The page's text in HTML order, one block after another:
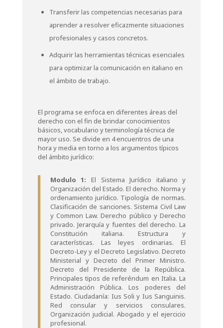
Transferir las competencias necesarias para
aprender a resolver eficazmente situaciones
profesionales y casos concretos.
Adquirir las herramientas técnicas esenciales
para optimizar la comunicación en italiano en
el ámbito de trabajo.
El programa se enfoca en diferentes áreas del
derecho con el fin de brindar conocimientos
básicos, vocabulario y terminología técnica de
mayor uso. Se divide en 4 encuentros de una
hora y media en torno a los argumentos típicos
del ámbito jurídico:
Modulo 1: El Sistema Jurídico italiano y
Organización del Estado. El derecho. Norma y
ordenamiento jurídico. Tipología de normas.
Clasificación de sanciones. Sistema Civil Law
y Common Law. Derecho público y Derecho
privado. Jerarquía y fuentes del derecho. La
Constitución italiana. Estructura y
características. Las leyes ordinarias. El
Decreto-Ley y el Decreto Legislativo. Decreto
Ministerial y Decreto del Primer Ministro.
Decreto del Presidente de la República.
Principales tipos de referéndum en Italia. La
Administración Pública. Los poderes del
Estado. Ciudadanía: Ius Soli y Ius Sanguinis.
Red consular y servicios consulares.
Organización judicial. Abogado y el ejercicio
profesional.